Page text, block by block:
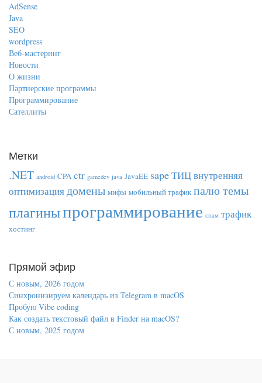
AdSense
Java
SEO
wordpress
Веб-мастеринг
Новости
О жизни
Партнерские программы
Программирование
Сателлиты
Метки
.NET android CPA ctr gamedev java JavaEE sapeТИЦвнутренняя
оптимизациядомены мифы мобильный трафик палю темы
плагиныпрограммирование спам трафик
хостинг
Прямой эфир
С новым, 2026 годом
Синхронизируем календарь из Telegram в macOS
Пробую Vibe coding
Как создать текстовый файл в Finder на macOS?
С новым, 2025 годом